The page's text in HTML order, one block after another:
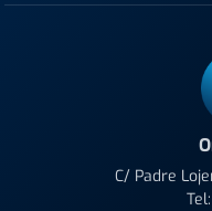
C/ Padre
Tel: